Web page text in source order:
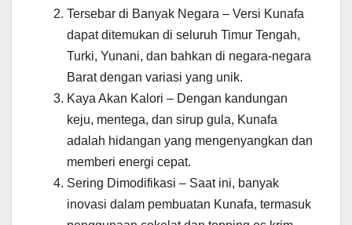
Tersebar di Banyak Negara – Versi Kunafa
dapat ditemukan di seluruh Timur Tengah,
Turki, Yunani, dan bahkan di negara-negara
Barat dengan variasi yang unik.
Kaya Akan Kalori – Dengan kandungan
keju, mentega, dan sirup gula, Kunafa
adalah hidangan yang mengenyangkan dan
memberi energi cepat.
Sering Dimodifikasi – Saat ini, banyak
inovasi dalam pembuatan Kunafa, termasuk